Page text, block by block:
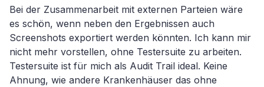
Bei der Zusammenarbeit mit externen Parteien wäre
es schön, wenn neben den Ergebnissen auch
Screenshots exportiert werden könnten. Ich kann mir
nicht mehr vorstellen, ohne Testersuite zu arbeiten.
Testersuite ist für mich als Audit Trail ideal. Keine
Ahnung, wie andere Krankenhäuser das ohne